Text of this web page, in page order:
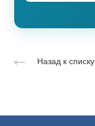
Назад к списку